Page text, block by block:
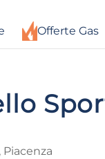
Offerte Gas
, Piacenza